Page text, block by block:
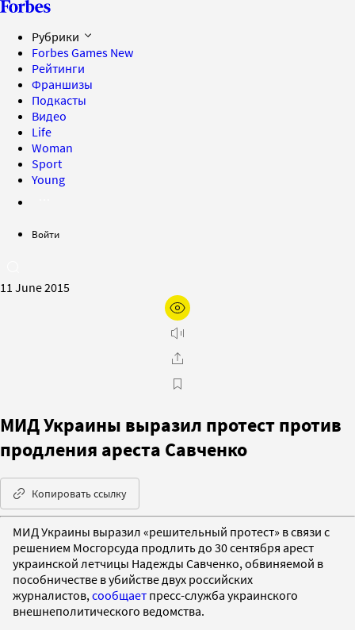
Рубрики
Forbes Games New
Рейтинги
Франшизы
Подкасты
Видео
Life
Woman
Sport
Young
Войти
11 June 2015
МИД Украины выразил протест против
продления ареста Савченко
Копировать ссылку
МИД Украины выразил «решительный протест» в связи с
решением Мосгорсуда продлить до 30 сентября арест
украинской летчицы Надежды Савченко, обвиняемой в
пособничестве в убийстве двух российских
журналистов, сообщает пресс-служба украинского
внешнеполитического ведомства.